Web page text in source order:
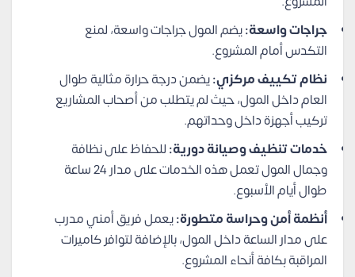
جراجات واسعة:يضم المول جراجات واسعة، لمنع
التكدس أمام المشروع.
نظام تكييف مركزي:يضمن درجة حرارة مثالية طوال
العام داخل المول، حيث لم يتطلب من أصحاب المشاريع
تركيب أجهزة داخل وحداتهم.
خدمات تنظيف وصيانة دورية:للحفاظ على نظافة
وجمال المول تعمل هذه الخدمات على مدار 24 ساعة
طوال أيام الأسبوع.
أنظمة أمن وحراسة متطورة:يعمل فريق أمني مدرب
على مدار الساعة داخل المول، بالإضافة لتوافر كاميرات
المراقبة بكافة أنحاء المشروع.